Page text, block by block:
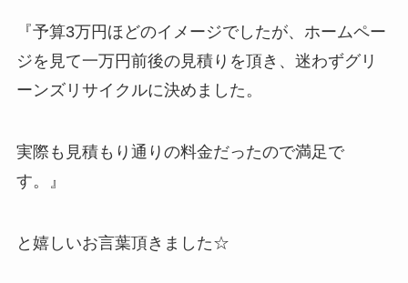
『予算3万円ほどのイメージでしたが、ホームペー
ジを見て一万円前後の見積りを頂き、迷わずグリ
ーンズリサイクルに決めました。
実際も見積もり通りの料金だったので満足で
す。』
と嬉しいお言葉頂きました☆